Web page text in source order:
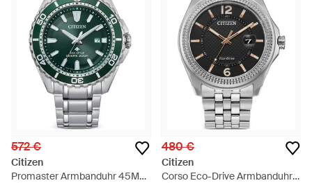
572 €
Citizen
Promaster Armbanduhr 45Mm
480 €
Citizen
Corso Eco-Drive Armbanduhr